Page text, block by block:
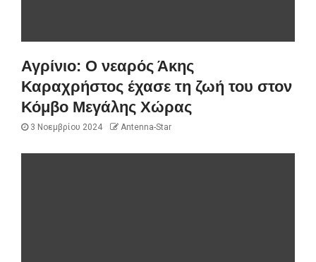
Αγρίνιο: Ο νεαρός Άκης
Καραχρήστος έχασε τη ζωή του στον
Κόμβο Μεγάλης Χώρας
3 Νοεμβρίου 2024 Antenna-Star